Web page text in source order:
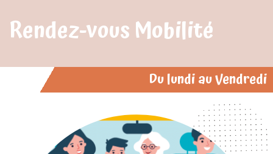
Rendez-vous Mobilité
Du lundi au Vendredi